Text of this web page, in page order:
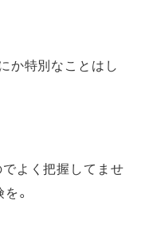
か特別なことはし
よく把握してませ
。